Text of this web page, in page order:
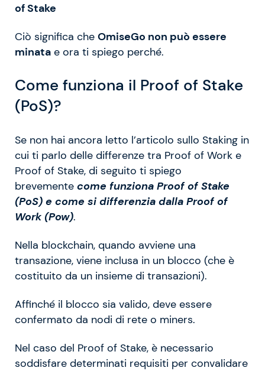
of Stake
Ciò significa che OmiseGo non può essere
minata e ora ti spiego perché.
Come funziona il Proof of Stake
(PoS)?
Se non hai ancora letto l’articolo sullo Staking in
cui ti parlo delle differenze tra Proof of Work e
Proof of Stake, di seguito ti spiego
brevemente come funziona Proof of Stake
(PoS) e come si differenzia dalla Proof of
Work (Pow).
Nella blockchain, quando avviene una
transazione, viene inclusa in un blocco (che è
costituito da un insieme di transazioni).
Affinché il blocco sia valido, deve essere
confermato da nodi di rete o miners.
Nel caso del Proof of Stake, è necessario
soddisfare determinati requisiti per convalidare